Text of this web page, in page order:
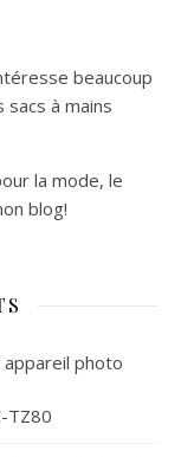
beaucoup
sacs à mains
la mode, le
blog!
appareil photo
TZ80